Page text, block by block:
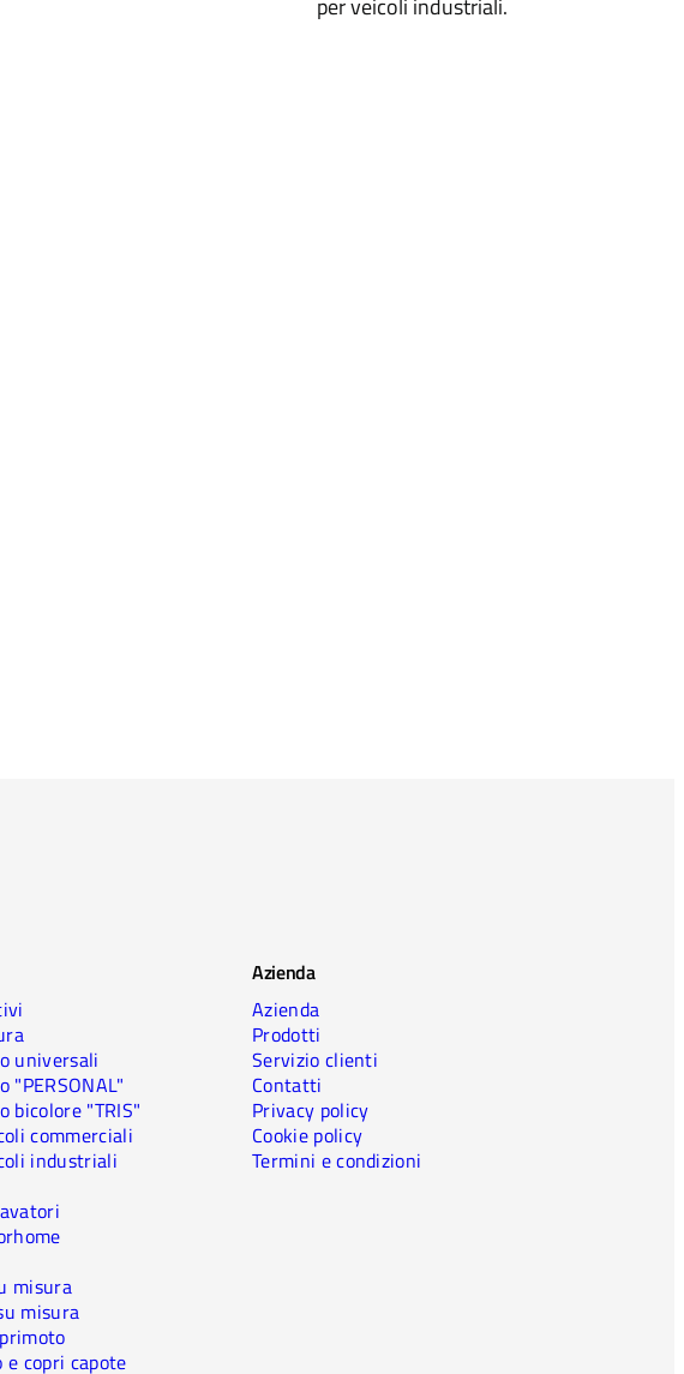
universali
"PERSONAL"
bicolore "TRIS"
commerciali
industriali
misura
misura
e copri capote
Azienda
Azienda
Prodotti
Servizio clienti
Contatti
Privacy policy
Cookie policy
Termini e condizioni